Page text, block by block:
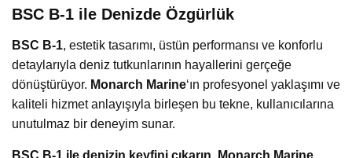
BSC B-1 ile Denizde Özgürlük
BSC B-1, estetik tasarımı, üstün performansı ve konforlu
detaylarıyla deniz tutkunlarının hayallerini gerçeğe
dönüştürüyor. Monarch Marine‘ın profesyonel yaklaşımı ve
kaliteli hizmet anlayışıyla birleşen bu tekne, kullanıcılarına
unutulmaz bir deneyim sunar.
BSC B-1 ile denizin keyfini çıkarın, Monarch Marine